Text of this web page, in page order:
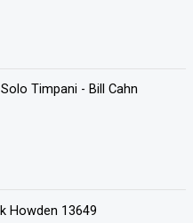
Timpani - Bill Cahn
Howden 13649